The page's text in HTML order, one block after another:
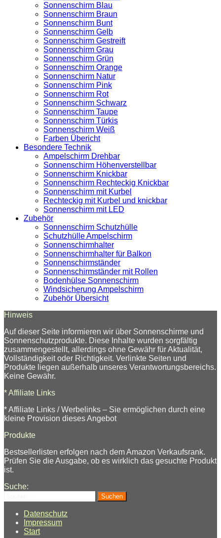
Sonnenschirm Blau
Sonnenschirm Braun
Sonnenschirm Bunt
Sonnenschirm Gelb
Sonnenschirm Gestreift
Sonnenschirm Grau
Sonnenschirm Grün
Sonnenschirm Orange
Sonnenschirm Natur
Sonnenschirm Pink
Sonnenschirm Rot
Sonnenschirm Schwarz
Sonnenschirm Taupe
Sonnenschirm Türkis
Sonnenschirm Weiß
Farben Übericht
Besondere Technik
Ampelschirm Drehbar
Sonnenschirm Höhenverstellbar
Sonnenschirm Knickbar
Sonnenschirm Rechteckig Knickbar
Sonnenschirm mit Kurbel
Rechteckig mit Kurbel und knickbar
Sonnenschirm mit LED
Zubehör
Sonnenschirm Schutzhülle
Schutzhülle Ampelschirm
Sonnenschirmhalter
Sonnenschirmhalter für Balkon
Sonnenschirmständer
Sonnenschirmständer mit Rollen
Bodenhülse Sonnenschirm
Windsicherung Ampelschirm
Zubehör Übersicht
Hinweis
Auf dieser Seite informieren wir über Sonnenschirme und
Sonnenschutzprodukte. Diese Inhalte wurden sorgfältig
zusammengestellt, allerdings ohne Gewähr für Aktualität,
Vollständigkeit oder Richtigkeit. Verlinkte Seiten und
Produkte liegen außerhalb unseres Verantwortungsbereichs.
Keine Gewähr.
* Affiliate Links
* Affiliate Links / Werbelinks – Sie ermöglichen durch eine
kleine Provision dieses Angebot
Produkte
Bestsellerlisten erfolgen nach dem Amazon Verkaufsrank.
Prüfen Sie die Ausgabe, ob es wirklich das gesuchte Produkt
ist.
Suche:
nach:
Datenschutz
Impressum
Start